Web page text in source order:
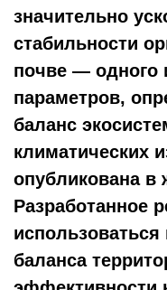
значительно
стабильности
почве — одного
параметров,
баланс
климатических
опубликована в
Разработанное
использоваться
баланса